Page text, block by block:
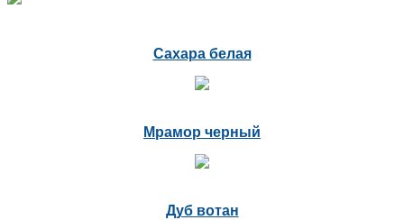
Сахара белая
Мрамор черный
Дуб вотан